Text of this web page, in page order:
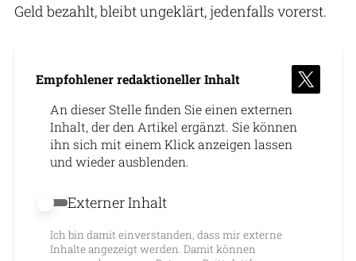
Geld bezahlt, bleibt ungeklärt, jedenfalls vorerst.
Empfohlener redaktioneller Inhalt
An dieser Stelle finden Sie einen externen
Inhalt, der den Artikel ergänzt. Sie können
ihn sich mit einem Klick anzeigen lassen
und wieder ausblenden.
Externer Inhalt erlauben
Externer Inhalt
Ich bin damit einverstanden, dass mir externe
Inhalte angezeigt werden. Damit können